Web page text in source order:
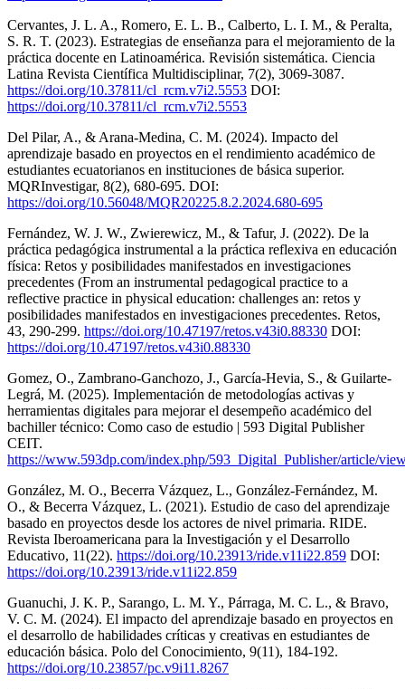
Cervantes, J. L. A., Romero, E. L. B., Calberto, L. I. M., & Peralta,
S. R. T. (2023). Estrategias de enseñanza para el mejoramiento de la
práctica docente en Latinoamérica. Revisión sistemática. Ciencia
Latina Revista Científica Multidisciplinar, 7(2), 3069-3087.
https://doi.org/10.37811/cl_rcm.v7i2.5553 DOI:
https://doi.org/10.37811/cl_rcm.v7i2.5553
Del Pilar, A., & Arana-Medina, C. M. (2024). Impacto del
aprendizaje basado en proyectos en el rendimiento académico de
estudiantes ecuatorianos en instituciones de básica superior.
MQRInvestigar, 8(2), 680-695. DOI:
https://doi.org/10.56048/MQR20225.8.2.2024.680-695
Fernández, W. J. W., Zwierewicz, M., & Tafur, J. (2022). De la
práctica pedagógica instrumental a la práctica reflexiva en educación
física: Retos y posibilidades manifestados en investigaciones
precedentes (From an instrumental pedagogical practice to a
reflective practice in physical education: challenges an: retos y
posibilidades manifestados en investigaciones precedentes. Retos,
43, 290-299. https://doi.org/10.47197/retos.v43i0.88330 DOI:
https://doi.org/10.47197/retos.v43i0.88330
Gomez, O., Zambrano-Ganchozo, J., García-Hevia, S., & Guilarte-
Legrá, M. (2025). Implementación de metodologías activas y
herramientas digitales para mejorar el desempeño académico del
bachiller técnico: Como caso de estudio | 593 Digital Publisher
CEIT.
https://www.593dp.com/index.php/593_Digital_Publisher/article/
González, M. O., Becerra Vázquez, L., González-Fernández, M.
O., & Becerra Vázquez, L. (2021). Estudio de caso del aprendizaje
basado en proyectos desde los actores de nivel primaria. RIDE.
Revista Iberoamericana para la Investigación y el Desarrollo
Educativo, 11(22). https://doi.org/10.23913/ride.v11i22.859 DOI:
https://doi.org/10.23913/ride.v11i22.859
Guanuchi, J. K. P., Sarango, L. M. Y., Párraga, M. C. L., & Bravo,
V. C. M. (2024). El impacto del aprendizaje basado en proyectos en
el desarrollo de habilidades críticas y creativas en estudiantes de
educación básica. Polo del Conocimiento, 9(11), 184-192.
https://doi.org/10.23857/pc.v9i11.8267